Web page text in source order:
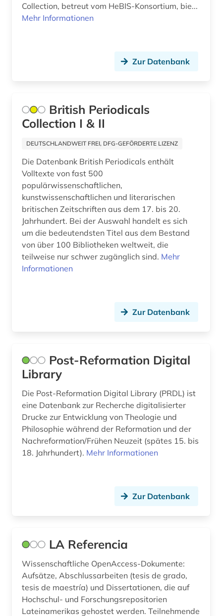
Collection, betreut vom HeBIS-Konsortium, bie...
Mehr Informationen
Zur Datenbank
British Periodicals
Collection I & II
DEUTSCHLANDWEIT FREI, DFG-GEFÖRDERTE LIZENZ
Die Datenbank British Periodicals enthält
Volltexte von fast 500
populärwissenschaftlichen,
kunstwissenschaftlichen und literarischen
britischen Zeitschriften aus dem 17. bis 20.
Jahrhundert. Bei der Auswahl handelt es sich
um die bedeutendsten Titel aus dem Bestand
von über 100 Bibliotheken weltweit, die
teilweise nur schwer zugänglich sind. Mehr
Informationen
Zur Datenbank
Post-Reformation Digital
Library
Die Post-Reformation Digital Library (PRDL) ist
eine Datenbank zur Recherche digitalisierter
Drucke zur Entwicklung von Theologie und
Philosophie während der Reformation und der
Nachreformation/Frühen Neuzeit (spätes 15. bis
18. Jahrhundert). Mehr Informationen
Zur Datenbank
LA Referencia
Wissenschaftliche OpenAccess-Dokumente:
Aufsätze, Abschlussarbeiten (tesis de grado,
tesis de maestría) und Dissertationen, die auf
Hochschul- und Forschungsrepositorien
Lateinamerikas gehostet werden. Teilnehmende